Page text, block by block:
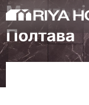
Модульні
Полтава